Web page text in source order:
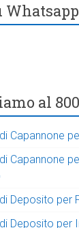
al 800
Capannone
Capannone
Deposito per
Deposito per